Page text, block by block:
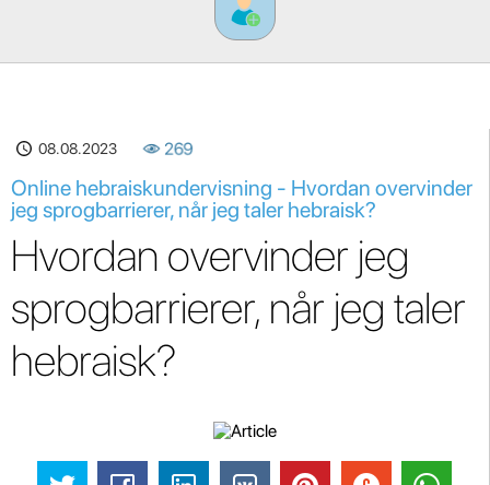
08.08.2023 269
Online hebraiskundervisning - Hvordan overvinder
jeg sprogbarrierer, når jeg taler hebraisk?
Hvordan overvinder jeg
sprogbarrierer, når jeg taler
hebraisk?